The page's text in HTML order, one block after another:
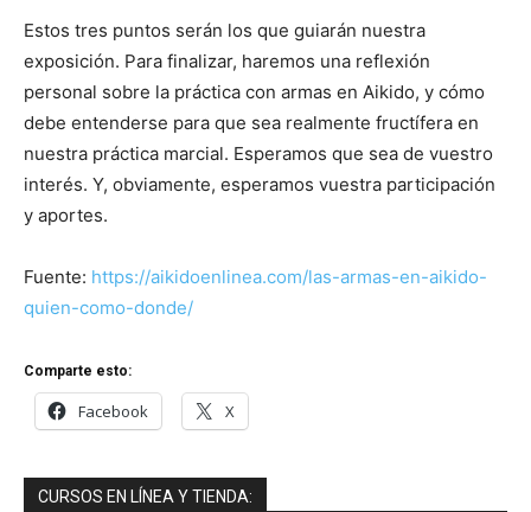
Estos tres puntos serán los que guiarán nuestra
exposición. Para finalizar, haremos una reflexión
personal sobre la práctica con armas en Aikido, y cómo
debe entenderse para que sea realmente fructífera en
nuestra práctica marcial. Esperamos que sea de vuestro
interés. Y, obviamente, esperamos vuestra participación
y aportes.
Fuente: https://aikidoenlinea.com/las-armas-en-aikido-
quien-como-donde/
Comparte esto:
Facebook X
CURSOS EN LÍNEA Y TIENDA: